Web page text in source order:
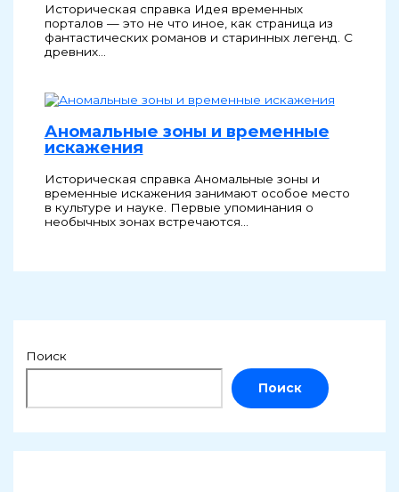
Историческая справка Идея временных
порталов — это не что иное, как страница из
фантастических романов и старинных легенд. С
древних…
Аномальные зоны и временные
искажения
Историческая справка Аномальные зоны и
временные искажения занимают особое место
в культуре и науке. Первые упоминания о
необычных зонах встречаются…
Поиск
Поиск